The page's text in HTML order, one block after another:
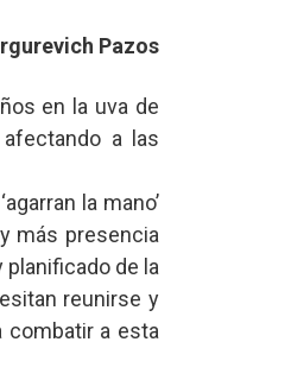
Pazos
en la uva de
a las
la mano’
más presencia
planificado de la
reunirse y
combatir a esta